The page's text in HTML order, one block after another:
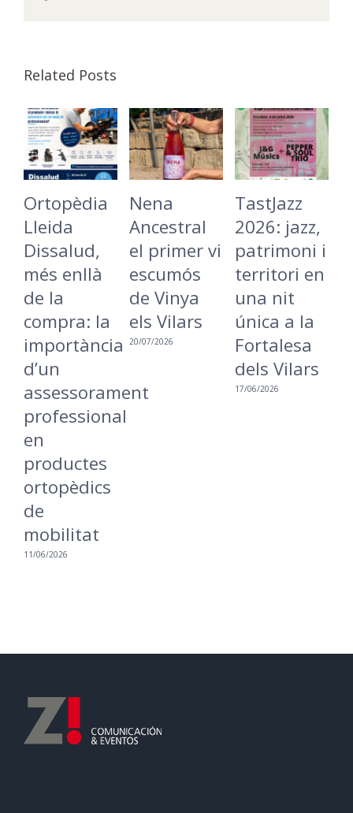
Related Posts
Ortopèdia
Lleida
Dissalud,
més enllà
de la
compra: la
importància
d’un
assessorament
professional
en
productes
ortopèdics
de
mobilitat
11/06/2026
Nena
Ancestral
el primer vi
escumós
de Vinya
els Vilars
20/07/2026
TastJazz
2026: jazz,
patrimoni i
territori en
una nit
única a la
Fortalesa
dels Vilars
17/06/2026